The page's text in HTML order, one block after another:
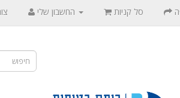
החשבון שלי סל קניות